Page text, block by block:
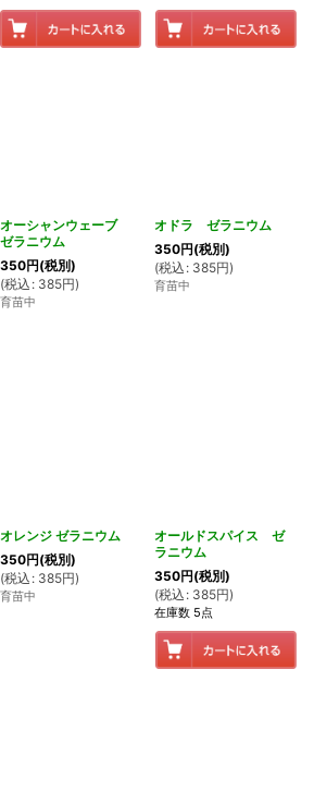
オーシャンウェーブ
ゼラニウム
350円(税別)
(税込 : 385円)
育苗中
オドラ ゼラニウム
350円(税別)
(税込 : 385円)
育苗中
オレンジ ゼラニウム
350円(税別)
(税込 : 385円)
育苗中
オールドスパイス ゼ
ラニウム
350円(税別)
(税込 : 385円)
在庫数 5点